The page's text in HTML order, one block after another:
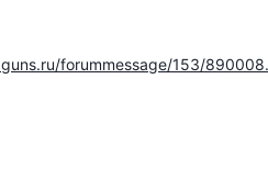
forummessage/153/